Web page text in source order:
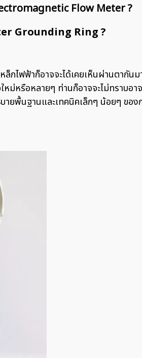
Flow Meter ?
Grounding Ring ?
ฟฟ้าก็อาจจะได้เคยเห็นผ่านตากันม
ม่หรือหลายๆ ท่านก็อาจจะไม่ทราบอ
ยพื้นฐานและเทคนิคเล็กๆ น้อยๆ ขอ